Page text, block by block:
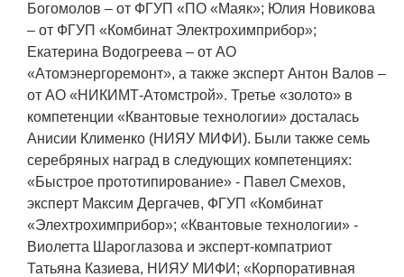
Новости ВНИИТФ
Новости отрасли
Книги
ПОСТАВЩИКАМ
Новости
Закупки
Документы
Богомолов – от ФГУП «ПО «Маяк»; Юлия Новикова
– от ФГУП «Комбинат Электрохимприбор»;
Екатерина Водогреева – от АО
«Атомэнергоремонт», а также эксперт Антон Валов –
от АО «НИКИМТ-Атомстрой». Третье «золото» в
компетенции «Квантовые технологии» досталась
Анисии Клименко (НИЯУ МИФИ). Были также семь
серебряных наград в следующих компетенциях:
«Быстрое прототипирование» - Павел Смехов,
эксперт Максим Дергачев, ФГУП «Комбинат
«Элехтрохимприбор»; «Квантовые технологии» -
Виолетта Шароглазова и эксперт-компатриот
Татьяна Казиева, НИЯУ МИФИ; «Корпоративная